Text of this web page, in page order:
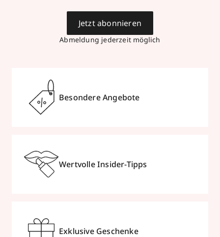
Abmeldung jederzeit möglich
Jetzt abonnieren
Besondere Angebote
Wertvolle Insider-Tipps
Exklusive Geschenke